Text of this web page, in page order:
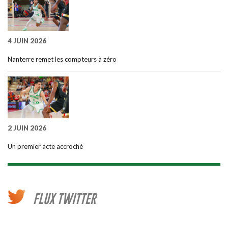
4 JUIN 2026
Nanterre remet les compteurs à zéro
2 JUIN 2026
Un premier acte accroché
FLUX TWITTER